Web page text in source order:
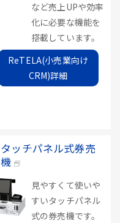
など売上UPや効率
化に必要な機能を
搭載しています。
ReTELA(小売業向け
CRM)詳細
タッチパネル式券売
機
見やすくて使いや
すいタッチパネル
式の券売機です。